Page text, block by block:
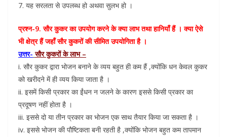
7. यह सरलता से उपलब्ध हो अथवा सुलभ हो ।
प्रश्न-9. सौर कुकर का उपयोग करने के क्या लाभ तथा हानियाँ हैं । क्या ऐसे
भी क्षेत्र हैं जहाँ सौर कुकरों की सीमित उपयोगिता है ।
उत्तर- सौर कुकरों के लाभ –
i. सौर कुकर द्वारा भोजन बनाने के व्यय बहुत ही कम हैं ,क्योंकि धन केवल कुकर
को खरीदने में ही व्यय किया जाता है ।
ii. इसमें किसी प्रकार का ईंधन न जलने के कारण इससे किसी प्रकार का
प्रदूषण नहीं होता है ।
iii. इससे दो या तीन प्रकार का भोजन एक साथ तैयार किया जा सकता है ।
iv. इससे भोजन की पौष्टिकता बनी रहती है ,क्योंकि भोजन बहुत कम तापमान